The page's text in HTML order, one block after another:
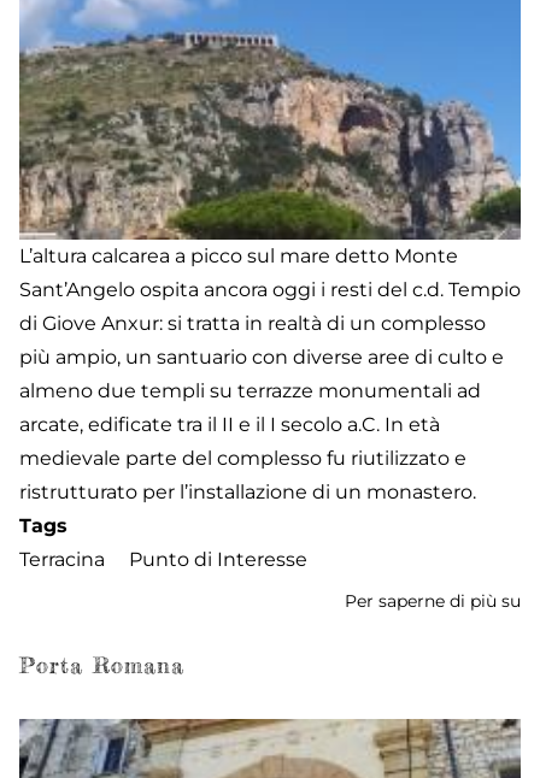
L’altura calcarea a picco sul mare detto Monte
Sant’Angelo ospita ancora oggi i resti del c.d. Tempio
di Giove Anxur: si tratta in realtà di un complesso
più ampio, un santuario con diverse aree di culto e
almeno due templi su terrazze monumentali ad
arcate, edificate tra il II e il I secolo a.C. In età
medievale parte del complesso fu riutilizzato e
ristrutturato per l’installazione di un monastero.
Tags
Terracina
Punto di Interesse
Per saperne di più su
Porta Romana